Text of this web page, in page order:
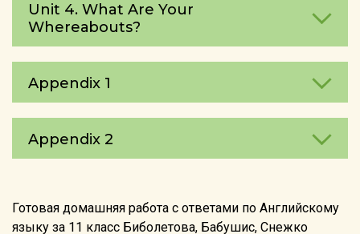
Unit 4. What Are Your
Whereаbouts?
Appendix 1
Appendix 2
Готовая домашняя работа с ответами по Английскому
языку за 11 класс Биболетова, Бабушис, Снежко